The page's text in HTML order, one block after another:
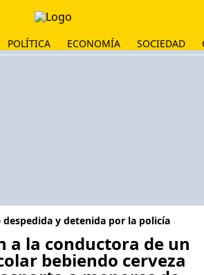
POLÍTICA ECONOMÍA SOCIEDAD
despedida y detenida por la policía
a la conductora de un
bebiendo cerveza